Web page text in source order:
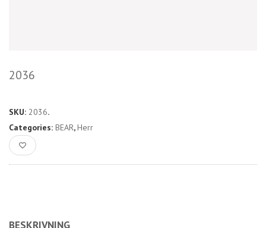
2036
SKU: 2036.
Categories: BEAR,Herr
BESKRIVNING